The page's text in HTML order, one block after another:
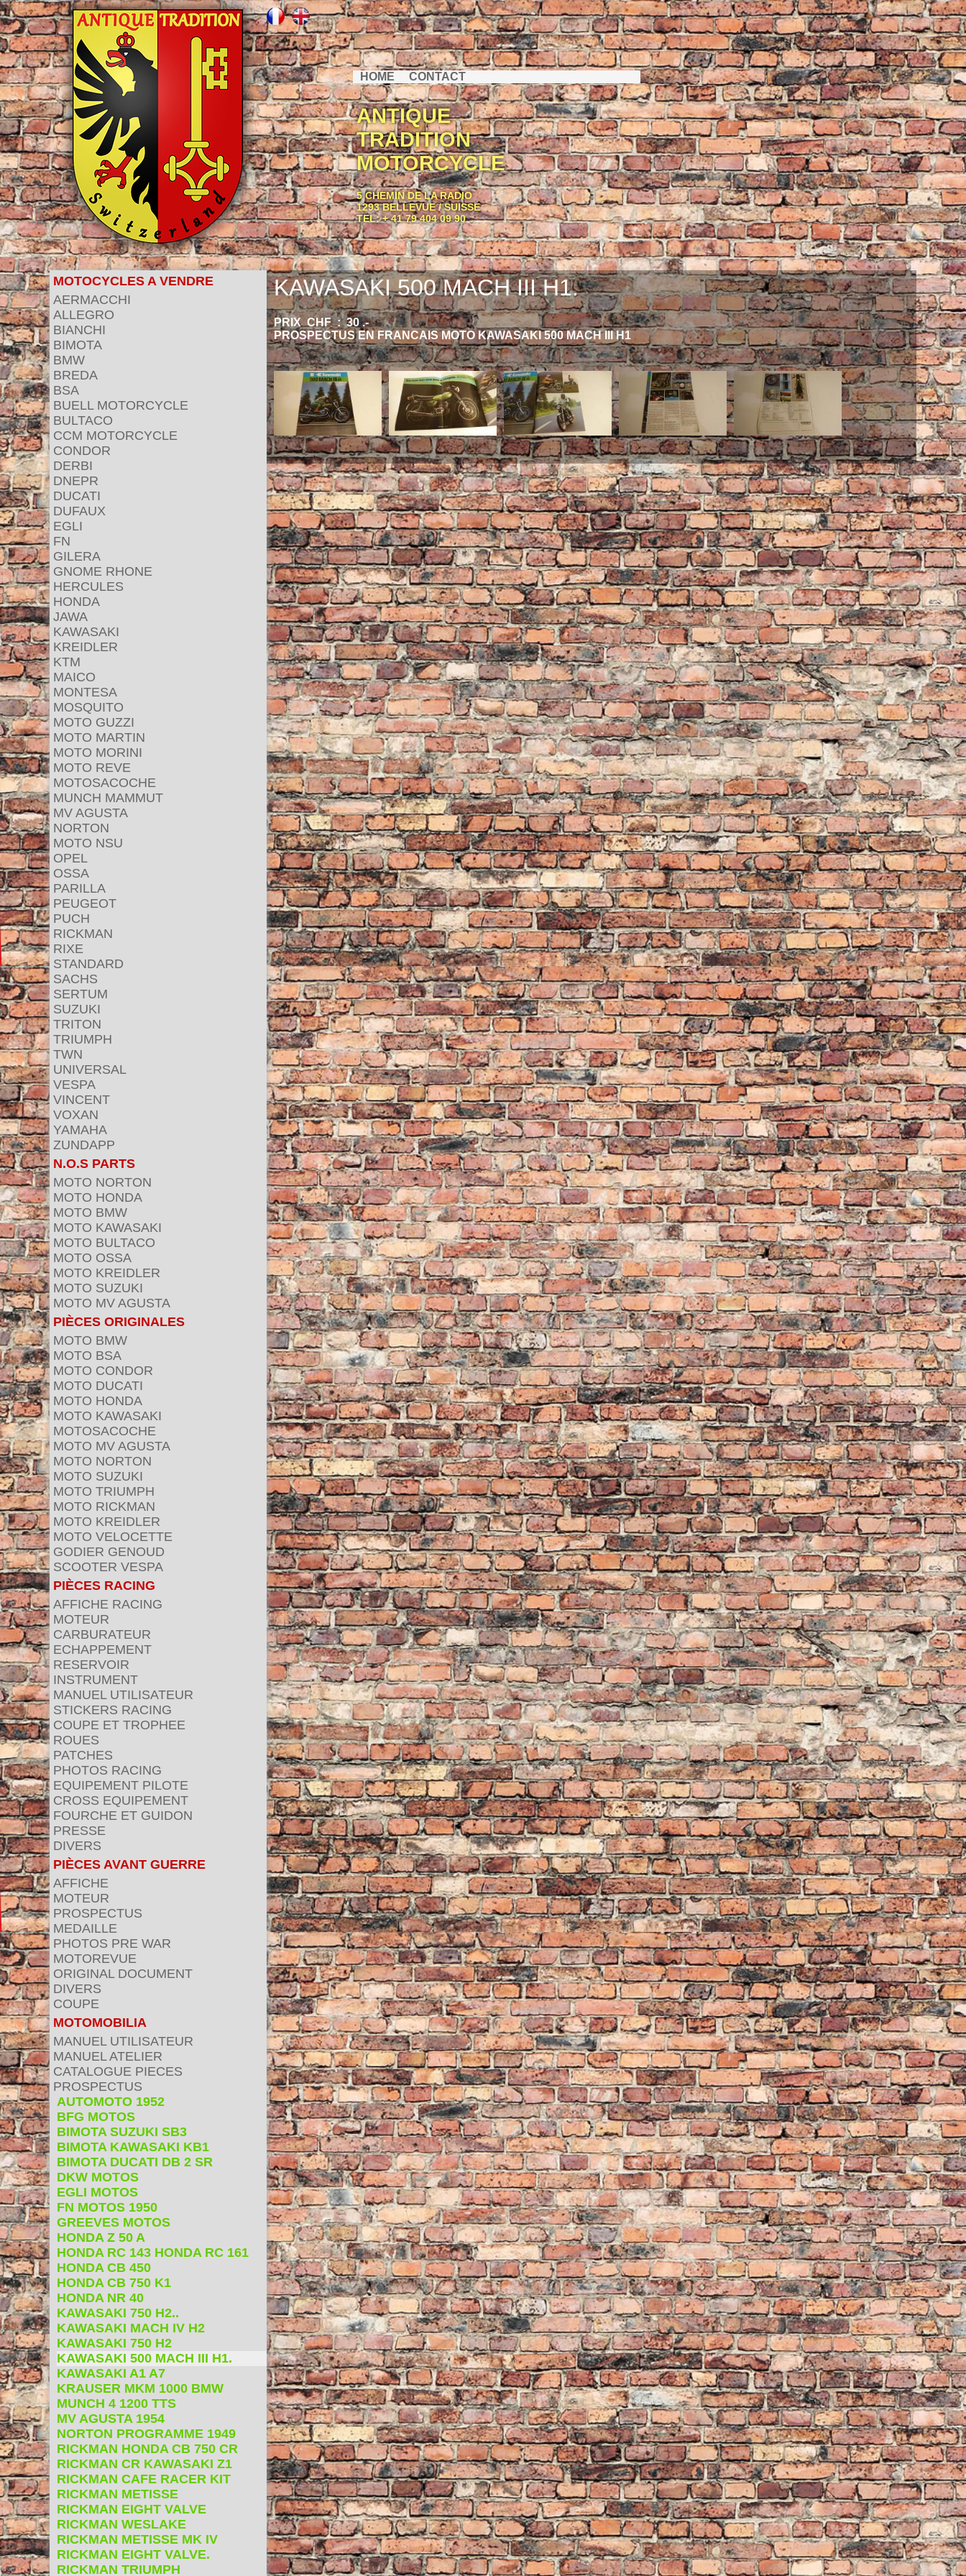
HOME CONTACT
ANTIQUE
TRADITION
MOTORCYCLE
5 CHEMIN DE LA RADIO
1293 BELLEVUE / SUISSE
TEL: + 41 79 404 09 90
MOTOCYCLES A VENDRE
AERMACCHI
ALLEGRO
BIANCHI
BIMOTA
BMW
BREDA
BSA
BUELL MOTORCYCLE
BULTACO
CCM MOTORCYCLE
CONDOR
DERBI
DNEPR
DUCATI
DUFAUX
EGLI
FN
GILERA
GNOME RHONE
HERCULES
HONDA
JAWA
KAWASAKI
KREIDLER
KTM
MAICO
MONTESA
MOSQUITO
MOTO GUZZI
MOTO MARTIN
MOTO MORINI
MOTO REVE
MOTOSACOCHE
MUNCH MAMMUT
MV AGUSTA
NORTON
MOTO NSU
OPEL
OSSA
PARILLA
PEUGEOT
PUCH
RICKMAN
RIXE
STANDARD
SACHS
SERTUM
SUZUKI
TRITON
TRIUMPH
TWN
UNIVERSAL
VESPA
VINCENT
VOXAN
YAMAHA
ZUNDAPP
N.O.S PARTS
MOTO NORTON
MOTO HONDA
MOTO BMW
MOTO KAWASAKI
MOTO BULTACO
MOTO OSSA
MOTO KREIDLER
MOTO SUZUKI
MOTO MV AGUSTA
PIÈCES ORIGINALES
MOTO BMW
MOTO BSA
MOTO CONDOR
MOTO DUCATI
MOTO HONDA
MOTO KAWASAKI
MOTOSACOCHE
MOTO MV AGUSTA
MOTO NORTON
MOTO SUZUKI
MOTO TRIUMPH
MOTO RICKMAN
MOTO KREIDLER
MOTO VELOCETTE
GODIER GENOUD
SCOOTER VESPA
PIÈCES RACING
AFFICHE RACING
MOTEUR
CARBURATEUR
ECHAPPEMENT
RESERVOIR
INSTRUMENT
MANUEL UTILISATEUR
STICKERS RACING
COUPE ET TROPHEE
ROUES
PATCHES
PHOTOS RACING
EQUIPEMENT PILOTE
CROSS EQUIPEMENT
FOURCHE ET GUIDON
PRESSE
DIVERS
PIÈCES AVANT GUERRE
AFFICHE
MOTEUR
PROSPECTUS
MEDAILLE
PHOTOS PRE WAR
MOTOREVUE
ORIGINAL DOCUMENT
DIVERS
COUPE
MOTOMOBILIA
MANUEL UTILISATEUR
MANUEL ATELIER
CATALOGUE PIECES
PROSPECTUS
AUTOMOTO 1952
BFG MOTOS
BIMOTA SUZUKI SB3
BIMOTA KAWASAKI KB1
BIMOTA DUCATI DB 2 SR
DKW MOTOS
EGLI MOTOS
FN MOTOS 1950
GREEVES MOTOS
HONDA Z 50 A
HONDA RC 143 HONDA RC 161
HONDA CB 450
HONDA CB 750 K1
HONDA NR 40
KAWASAKI 750 H2..
KAWASAKI MACH IV H2
KAWASAKI 750 H2
KAWASAKI 500 MACH III H1.
KAWASAKI A1 A7
KRAUSER MKM 1000 BMW
MUNCH 4 1200 TTS
MV AGUSTA 1954
NORTON PROGRAMME 1949
RICKMAN HONDA CB 750 CR
RICKMAN CR KAWASAKI Z1
RICKMAN CAFE RACER KIT
RICKMAN METISSE
RICKMAN EIGHT VALVE
RICKMAN WESLAKE
RICKMAN METISSE MK IV
RICKMAN EIGHT VALVE.
RICKMAN TRIUMPH
KAWASAKI 500 MACH III H1.
PRIX CHF : 30 .-
PROSPECTUS EN FRANCAIS MOTO KAWASAKI 500 MACH III H1